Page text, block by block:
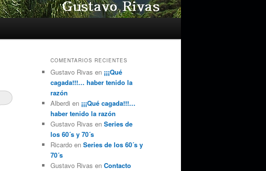
COMENTARIOS RECIENTES
Gustavo Rivas en ¡¡¡Qué
cagada!!!… haber tenido la
razón
Alberdi en ¡¡¡Qué cagada!!!…
haber tenido la razón
Gustavo Rivas en Series de
los 60´s y 70´s
Ricardo en Series de los 60´s y
70´s
Gustavo Rivas en Contacto